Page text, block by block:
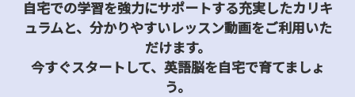
自宅での学習を強力にサポートする充実したカリキ
ュラムと、分かりやすいレッスン動画をご利用いた
だけます。
今すぐスタートして、英語脳を自宅で育てましょ
う。